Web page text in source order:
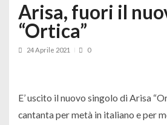
Arisa, fuori il
“Ortica”
24 Aprile 2021 0
E’ uscito il nuovo singolo di Arisa
cantanta per metà in italiano e per